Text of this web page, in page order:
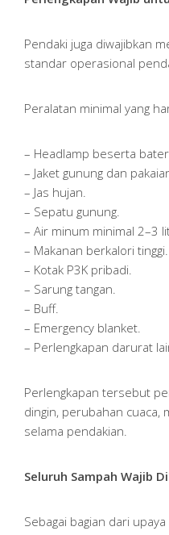
Pendaki juga diwajibkan
standar operasional
Peralatan minimal yang
– Headlamp beserta
– Jaket gunung dan
– Jas hujan.
– Sepatu gunung.
– Air minum minimal 2–3
– Makanan berkalori tinggi.
– Kotak P3K pribadi.
– Sarung tangan.
– Buff.
– Emergency blanket.
– Perlengkapan darurat
Perlengkapan tersebut
dingin, perubahan cuaca,
selama pendakian.
Seluruh Sampah Wajib
Sebagai bagian dari